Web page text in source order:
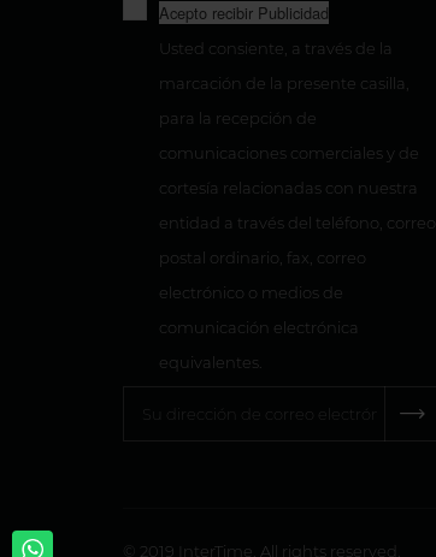
Acepto recibir Publicidad
Usted consiente, a través de la
marcación de la presente casilla,
para la recepción de
comunicaciones comerciales y de
cortesía relacionadas con nuestra
entidad a través del teléfono, correo
postal ordinario, fax, correo
electrónico o medios de
comunicación electrónica
equivalentes.
© 2019 InterTime. All rights reserved.